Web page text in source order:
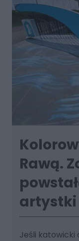
Rawą.
artystki
Jeśli katowicki